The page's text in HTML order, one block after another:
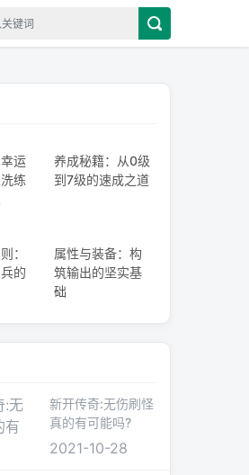
运
练
养成秘籍：从0级
到7级的速成之道
：
的
属性与装备：构
筑输出的坚实基
础
新开传奇:无伤刷怪
真的有可能吗?
2021-10-28